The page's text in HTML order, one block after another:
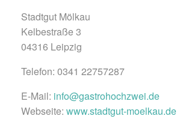
Stadtgut Mölkau
Kelbestraße 3
04316 Leipzig
Telefon: 0341 22757287
E-Mail: info@gastrohochzwei.de
Webseite: www.stadtgut-moelkau.de